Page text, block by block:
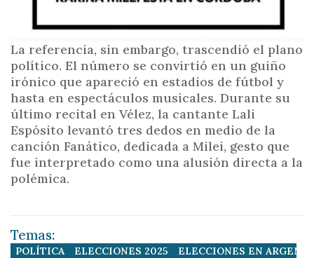
La referencia, sin embargo, trascendió el plano
político. El número se convirtió en un guiño
irónico que apareció en estadios de fútbol y
hasta en espectáculos musicales. Durante su
último recital en Vélez, la cantante Lali
Espósito levantó tres dedos en medio de la
canción Fanático, dedicada a Milei, gesto que
fue interpretado como una alusión directa a la
polémica.
Temas:
POLÍTICA ELECCIONES 2025 ELECCIONES EN